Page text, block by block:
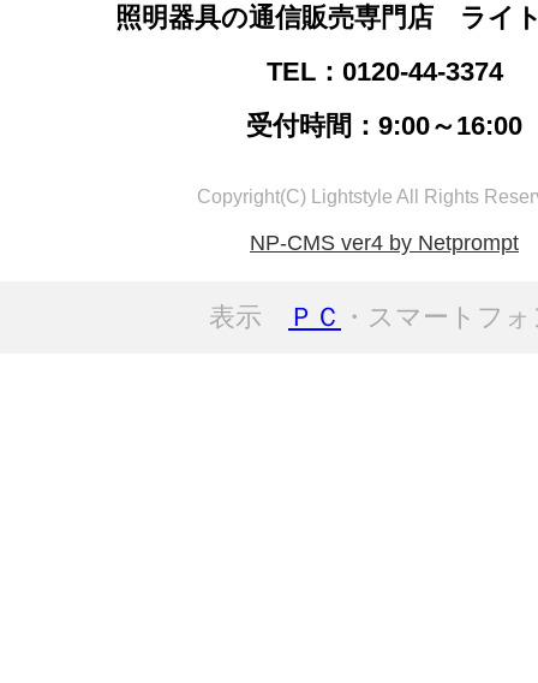
照明器具の通信販売専門店 ライ
TEL：0120-44-3374
受付時間：9:00～16:00
Copyright(C) Lightstyle All Rights
NP-CMS ver4 by Netprompt
表示 ＰＣ ・スマートフ